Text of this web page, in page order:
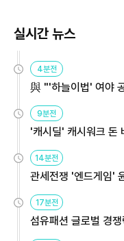
실시간 뉴스
4분전
與 "'하늘이법' 여야
9분전
'캐시딜' 캐시워크 돈
14분전
관세전쟁 '엔드게임'
17분전
섬유패션 글로벌 경